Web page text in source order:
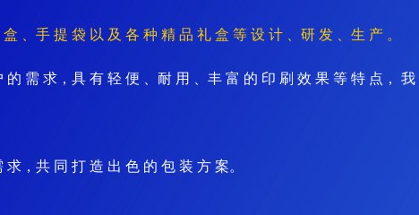
、手 提 袋 以 及 各 种 精 品 礼 盒 等 设 计 、研 发 、生 产 。
的 需 求，具 有 轻 便 、耐 用 、丰 富 的 印 刷 效 果 等 特 点，
，共 同 打 造 出 色 的 包 装 方 案。